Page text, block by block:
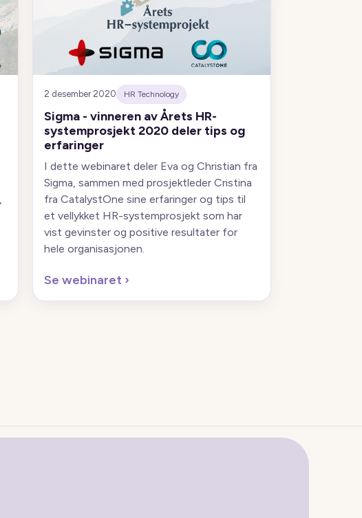
2 desember 2020 HR Technology
Sigma - vinneren av Årets HR-
systemprosjekt 2020 deler tips og
erfaringer
I dette webinaret deler Eva og Christian fra
Sigma, sammen med prosjektleder Cristina
fra CatalystOne sine erfaringer og tips til
et vellykket HR-systemprosjekt som har
vist gevinster og positive resultater for
hele organisasjonen.
Se webinaret ›